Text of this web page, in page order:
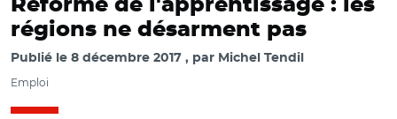
Réforme de l'apprentissage : les
régions ne désarment pas
Publié le 8 décembre 2017 par Michel Tendil
Emploi